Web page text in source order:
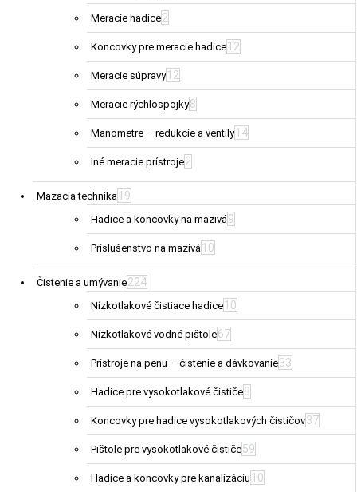
Meracie hadice2
Koncovky pre meracie hadice 12
Meracie súpravy 12
Meracie rýchlospojky8
Manometre – redukcie a ventily 14
Iné meracie prístroje2
Mazacia technika 19
Hadice a koncovky na mazivá9
Príslušenstvo na mazivá 10
Čistenie a umývanie224
Nízkotlakové čistiace hadice 10
Nízkotlakové vodné pištole67
Prístroje na penu – čistenie a dávkovanie33
Hadice pre vysokotlakové čističe8
Koncovky pre hadice vysokotlakových čističov37
Pištole pre vysokotlakové čističe59
Hadice a koncovky pre kanalizáciu 10